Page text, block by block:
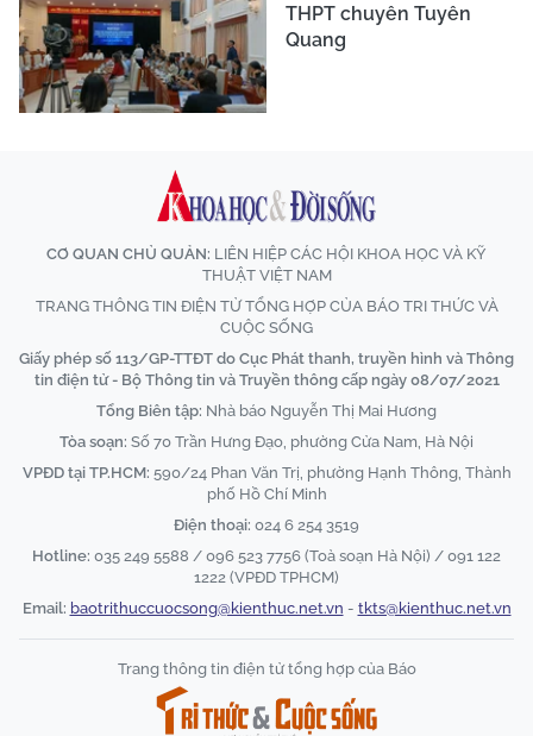
THPT chuyên Tuyên
Quang
CƠ QUAN CHỦ QUẢN: LIÊN HIỆP CÁC HỘI KHOA HỌC VÀ KỸ
THUẬT VIỆT NAM
TRANG THÔNG TIN ĐIỆN TỬ TỔNG HỢP CỦA BÁO TRI THỨC VÀ
CUỘC SỐNG
Giấy phép số 113/GP-TTĐT do Cục Phát thanh, truyền hình và Thông
tin điện tử - Bộ Thông tin và Truyền thông cấp ngày 08/07/2021
Tổng Biên tập: Nhà báo Nguyễn Thị Mai Hương
Tòa soạn: Số 70 Trần Hưng Đạo, phường Cửa Nam, Hà Nội
VPĐD tại TP.HCM: 590/24 Phan Văn Trị, phường Hạnh Thông, Thành
phố Hồ Chí Minh
Điện thoại: 024 6 254 3519
Hotline: 035 249 5588 / 096 523 7756 (Toà soạn Hà Nội) / 091 122
1222 (VPĐD TPHCM)
Email: baotrithuccuocsong@kienthuc.net.vn - tkts@kienthuc.net.vn
Trang thông tin điện tử tổng hợp của Báo